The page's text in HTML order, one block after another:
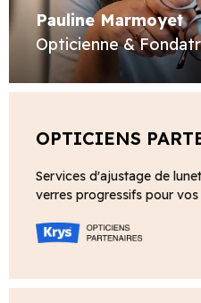
Pauline Marmoyet
Opticienne &
OPTICIENS
Services d'ajustage de
verres progressifs pour